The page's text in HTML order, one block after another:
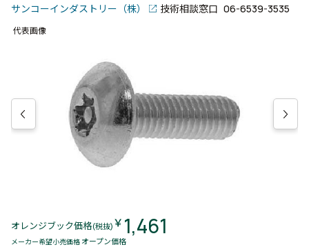
サンコーインダストリー（株） 技術相談窓口 06-6539-3535
代表画像
オレンジブック価格(税抜) ￥ 1,461
メーカー希望小売価格 オープン価格